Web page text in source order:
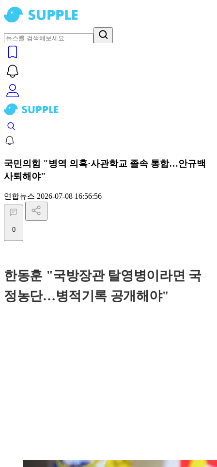
국민의힘 "병역 의혹·사관학교 졸속 통합…안규백
사퇴해야"
연합뉴스 2026-07-08 16:56:56
0
한동훈 "국방장관 탈영병이라면 국
정농단…병적기록 공개해야"